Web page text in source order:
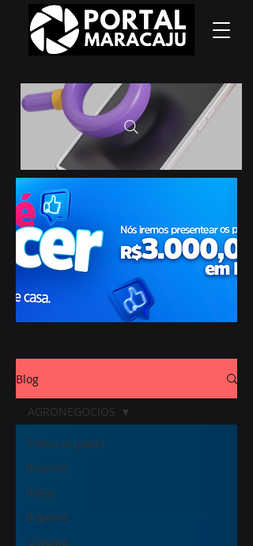
Blog
Todos os posts
Eventos
Fotos
Esporte
Cinema
AGRONEGOCIOS